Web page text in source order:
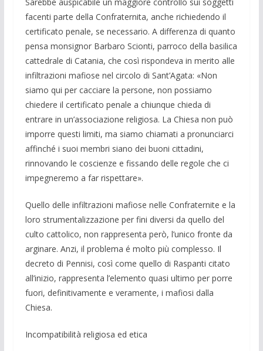
facenti parte della Con­fraternita, anche richiedendo il
certificato penale, se necessario. A differenza di quanto
pensa monsignor Barbaro Scionti, parroco della basilica
cattedrale di Cata­nia, che così rispondeva in merito alle
in­filtrazioni mafiose nel circolo di Sant’Agata: «Non
siamo qui per cacciare la persone, non possiamo
chiedere il certi­ficato penale a chiunque chieda di
entrare in un’associazione religiosa. La Chiesa non può
imporre questi limiti, ma siamo chiamati a pronunciarci
affinché i suoi membri siano dei buoni cittadini,
rinnovando le coscienze e fissando delle regole che ci
impegneremo a far rispettare».
Quello delle infiltrazioni mafiose nelle Confraternite e la
loro strumentalizzazio­ne per fini diversi da quello del
culto cat­tolico, non rappresenta però, l’unico fron­te da
arginare. Anzi, il problema é molto più complesso. Il
decreto di Pennisi, così come quello di Raspanti citato
all’inizio, rappresenta l’elemento quasi ultimo per porre
fuori, definitivamente e veramente, i mafiosi dalla
Chiesa.
Incompatibilità religiosa ed etica